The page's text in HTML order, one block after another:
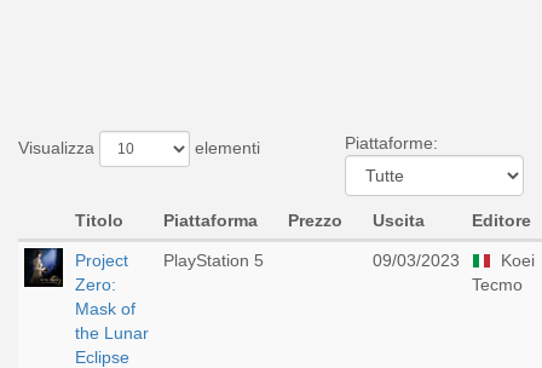
Visualizza elementi Piattaforme:
Titolo Piattaforma Prezzo Uscita Editore
Project
Zero:
Mask of
the Lunar
Eclipse
PlayStation 5 09/03/2023
Koei
Tecmo